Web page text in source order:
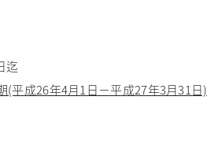
迄
(平成26年4月1日－平成27年3月31日)